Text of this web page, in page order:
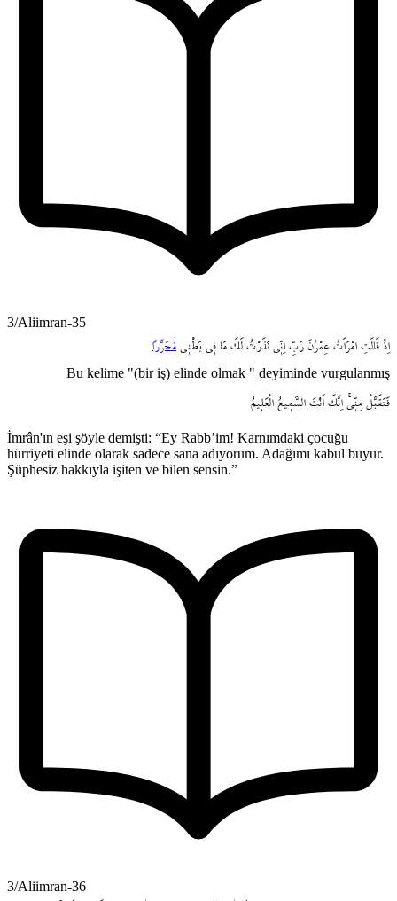
3/Aliimran-35
اِذْ قَالَتِ امْرَاَتُ عِمْرٰنَ رَبِّ اِنّ۪ي نَذَرْتُ لَكَ مَا ف۪ي بَطْن۪ي
مُحَرَّراً
Bu kelime "(bir iş) elinde olmak " deyiminde vurgulanmış
فَتَقَبَّلْ مِنّ۪يۚ اِنَّكَ اَنْتَ السَّم۪يعُ الْعَل۪يمُ
İmrân'ın eşi şöyle demişti: “Ey Rabb’im! Karnımdaki çocuğu
hürriyeti elinde olarak sadece sana adıyorum. Adağımı kabul buyur.
Şüphesiz hakkıyla işiten ve bilen sensin.”
3/Aliimran-36